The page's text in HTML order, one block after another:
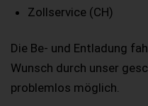
Zollservice (CH)
Die Be- und Entladung
Wunsch durch unser
problemlos möglich.